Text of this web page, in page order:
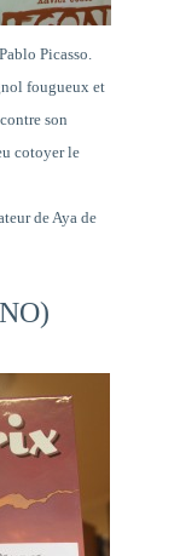
Picasso.
fougueux et
son
cotoyer le
de Aya de